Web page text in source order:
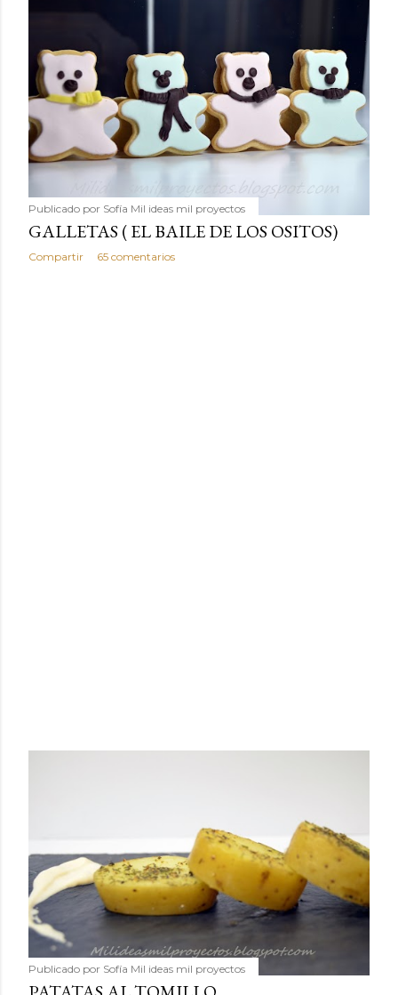
por completo tu forma de ver las legumbres. Olvídate de
asociar las alubias únicamente a los guisos tradicionales y
copiosos de invierno. Con esta receta simple pero
revolucionaria, transformaremos un ingrediente tan
humilde como la alubia de La Bañeza en un snack ligero,
dorado, cargado de proteína y 100% natural. Es el
sustituto perfecto a los frutos se...
Publicado por Sofía Mil ideas mil proyectos
GALLETAS ( EL BAILE DE LOS OSITOS)
Compartir 65 comentarios
Publicado por Sofía Mil ideas mil proyectos